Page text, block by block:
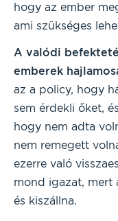
hogy az ember
ami szükséges
A valódi
emberek
az a policy, hogy
sem érdekli őket,
hogy nem adta
nem remegett
ezerre való
mond igazat, mert
és kiszállna.